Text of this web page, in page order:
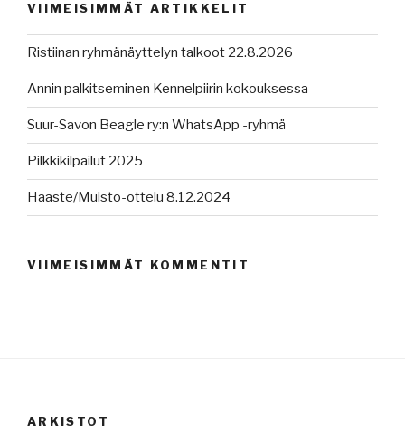
VIIMEISIMMÄT ARTIKKELIT
Ristiinan ryhmänäyttelyn talkoot 22.8.2026
Annin palkitseminen Kennelpiirin kokouksessa
Suur-Savon Beagle ry:n WhatsApp -ryhmä
Pilkkikilpailut 2025
Haaste/Muisto-ottelu 8.12.2024
VIIMEISIMMÄT KOMMENTIT
ARKISTOT